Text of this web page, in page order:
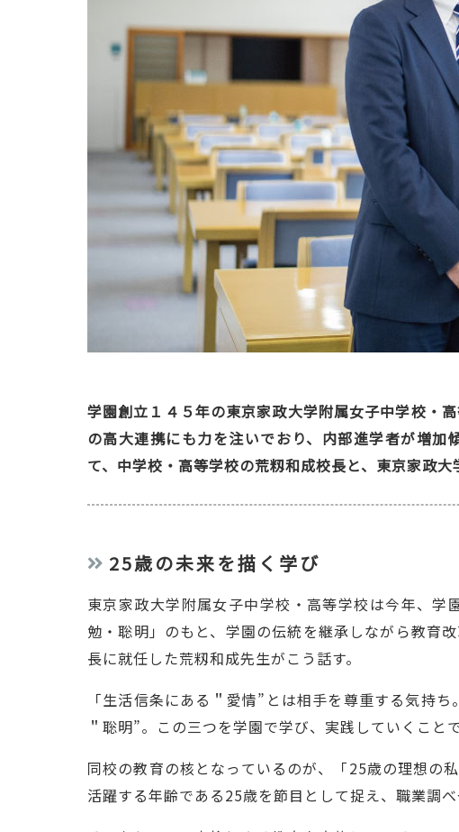
学園創立１４５年の東京家政大学附属女子中学校・
の高大連携にも力を注いでおり、内部進学者が増
て、中学校・高等学校の荒籾和成校長と、東京家政大
25歳の未来を描く学び
東京家政大学附属女子中学校・高等学校は今年、
勉・聡明」のもと、学園の伝統を継承しながら教育
長に就任した荒籾和成先生がこう話す。
「生活信条にある＂愛情”とは相手を尊重する気持
＂聡明”。この三つを学園で学び、実践していくこと
同校の教育の核となっているのが、「25歳の理想の
活躍する年齢である25歳を節目として捉え、職業調